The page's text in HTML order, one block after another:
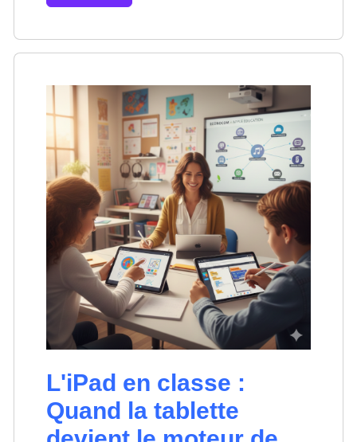
L'iPad en classe :
Quand la tablette